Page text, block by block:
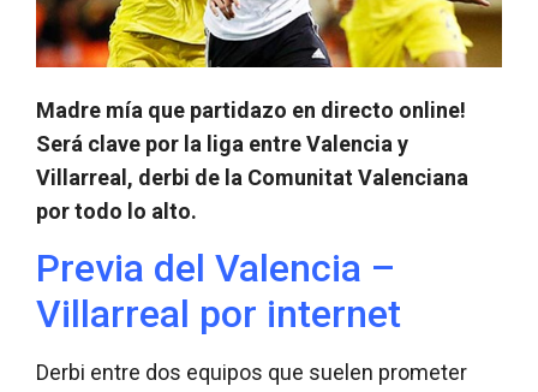
Madre mía que partidazo en directo online!
Será clave por la liga entre Valencia y
Villarreal, derbi de la Comunitat Valenciana
por todo lo alto.
Previa del Valencia –
Villarreal por internet
Derbi entre dos equipos que suelen prometer